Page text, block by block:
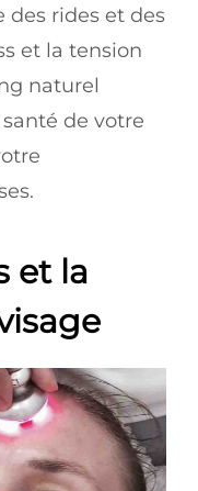
des rides et des
et la tension
naturel
de votre
et la